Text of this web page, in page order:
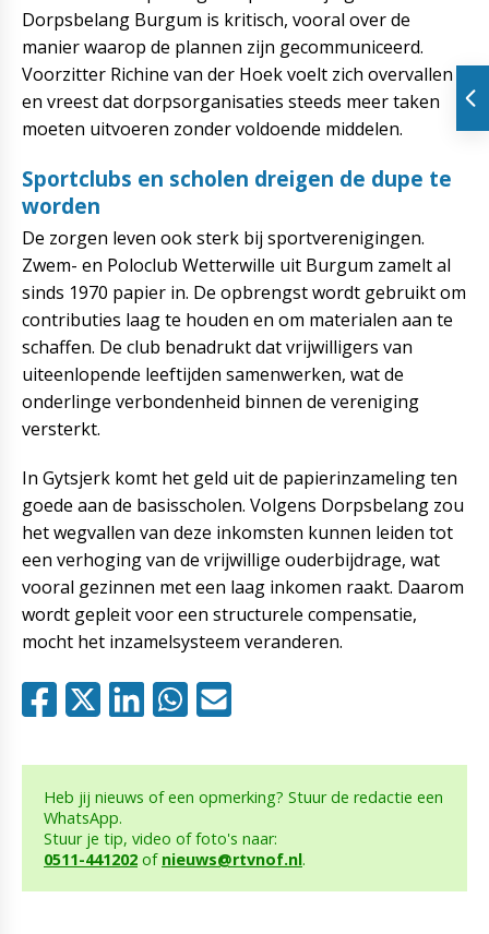
Dorpsbelang Burgum is kritisch, vooral over de
manier waarop de plannen zijn gecommuniceerd.
Voorzitter Richine van der Hoek voelt zich overvallen
en vreest dat dorpsorganisaties steeds meer taken
moeten uitvoeren zonder voldoende middelen.
Sportclubs en scholen dreigen de dupe te
worden
De zorgen leven ook sterk bij sportverenigingen.
Zwem- en Poloclub Wetterwille uit Burgum zamelt al
sinds 1970 papier in. De opbrengst wordt gebruikt om
contributies laag te houden en om materialen aan te
schaffen. De club benadrukt dat vrijwilligers van
uiteenlopende leeftijden samenwerken, wat de
onderlinge verbondenheid binnen de vereniging
versterkt.
In Gytsjerk komt het geld uit de papierinzameling ten
goede aan de basisscholen. Volgens Dorpsbelang zou
het wegvallen van deze inkomsten kunnen leiden tot
een verhoging van de vrijwillige ouderbijdrage, wat
vooral gezinnen met een laag inkomen raakt. Daarom
wordt gepleit voor een structurele compensatie,
mocht het inzamelsysteem veranderen.
Heb jij nieuws of een opmerking? Stuur de redactie een
WhatsApp.
Stuur je tip, video of foto's naar:
0511-441202 of nieuws@rtvnof.nl.